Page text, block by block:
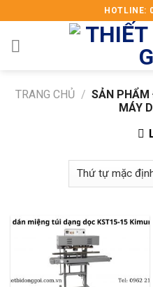
to
content
HOTLINE:
TRANG CHỦ / SẢN PHẨM
MÁY